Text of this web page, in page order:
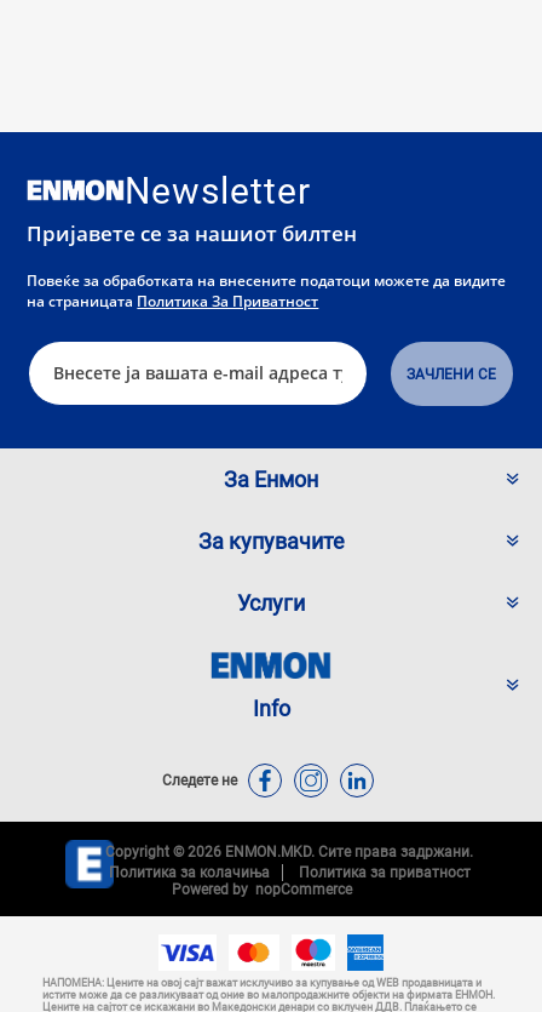
Newsletter
Пријавете се за нашиот билтен
Повеќе за обработката на внесените податоци можете да видите
на страницата Политика За Приватност
За Енмон
За купувачите
Услуги
Info
Следете не
Copyright © 2026 ENMON.MKD. Сите права задржани.
Политика за колачиња
Политика за приватност
Powered by nopCommerce
НАПОМЕНА: Цените на овој сајт важат исклучиво за купување од WEB продавницата и
истите може да се разликуваат од оние во малопродажните објекти на фирмата ЕНМОН.
Цените на сајтот се искажани во Македонски денари со вклучен ДДВ. Плаќањето се